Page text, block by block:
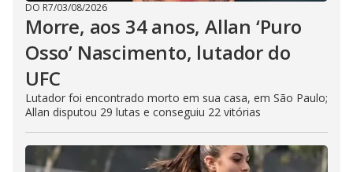
DO R7/03/08/2026
Morre, aos 34 anos, Allan ‘Puro
Osso’ Nascimento, lutador do
UFC
Lutador foi encontrado morto em sua casa, em São Paulo;
Allan disputou 29 lutas e conseguiu 22 vitórias